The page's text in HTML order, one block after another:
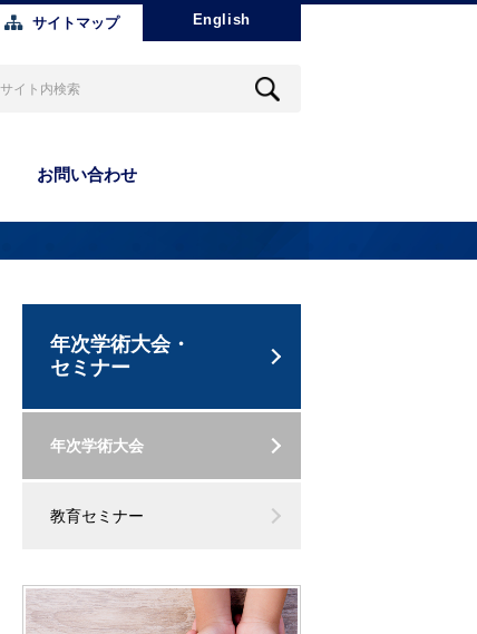
お問い合わせ
サイトマップ English
年次学術大会・
セミナー
年次学術大会
教育セミナー